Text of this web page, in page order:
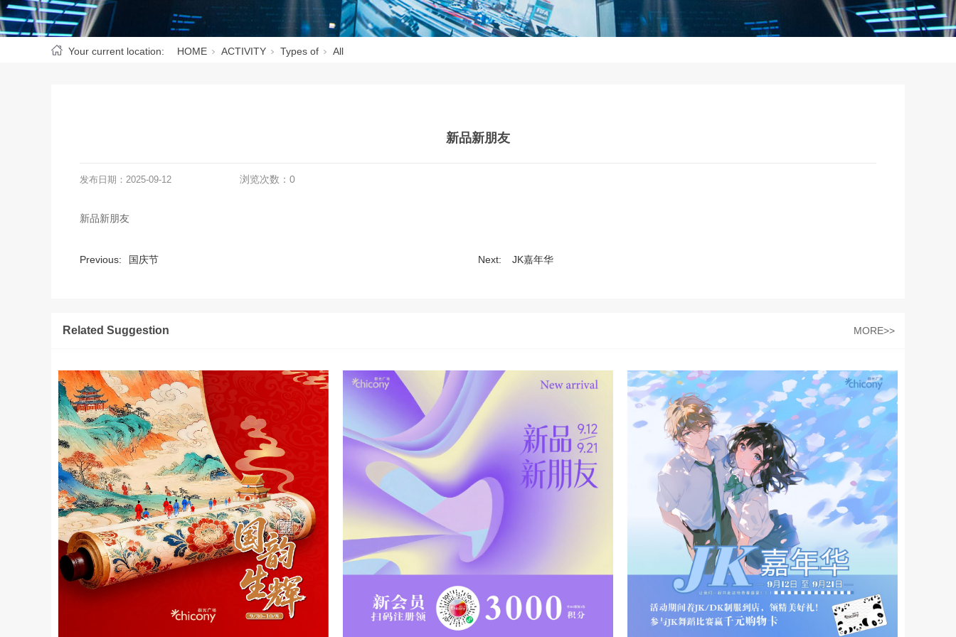
Your current location: HOME ACTIVITY Types of All
新品新朋友
发布日期： 2025-09-12 浏览次数： 0
新品新朋友
Previous: 国庆节 Next: JK嘉年华
Related Suggestion MORE>>